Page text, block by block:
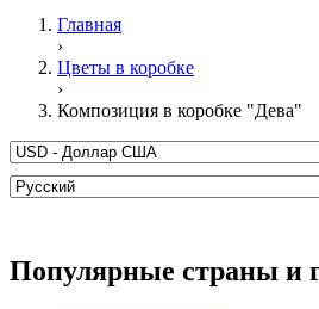
Главная
›
Цветы в коробке
›
Композиция в коробке "Дева"
Популярные страны и